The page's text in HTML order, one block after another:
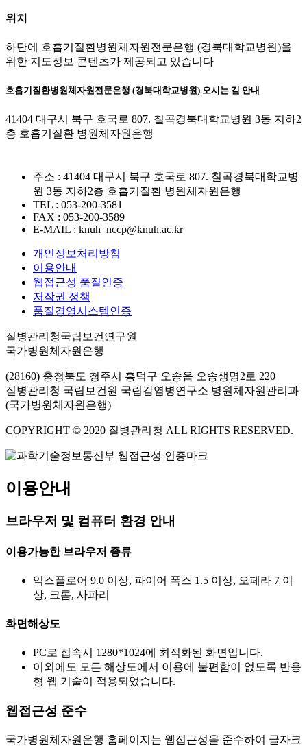
위치
하단에 호흡기질환병원체자원전문은행 (경북대학교병원)을
위한 지도정보 콘텐츠가 제공되고 있습니다
호흡기질환병원체자원전문은행 (경북대학교병원) 오시는 길 안내
41404 대구시 북구 호국로 807. 칠곡경북대학교병원 3동 지하2
층 호흡기질환 병원체자원은행
주소 : 41404 대구시 북구 호국로 807. 칠곡경북대학교병
원 3동 지하2층 호흡기질환 병원체자원은행
TEL : 053-200-3581
FAX : 053-200-3589
E-MAIL : knuh_nccp@knuh.ac.kr
개인정보처리방침
이용안내
웹접근성 품질인증
저작권 정책
품질경영시스템인증
질병관리청국립보건연구원
국가병원체자원은행
(28160) 충청북도 청주시 흥덕구 오송읍 오송생명2로 220
질병관리청 국립보건원 국립감염병연구소 병원체자원관리과
(국가병원체자원은행)
COPYRIGHT © 2020 질병관리청 ALL RIGHTS RESERVED.
이용안내
브라우저 및 컴퓨터 환경 안내
이용가능한 브라우저 종류
익스플로어 9.0 이상, 파이어 폭스 1.5 이상, 오페라 7 이
상, 크롬, 사파리
화면해상도
PC로 접속시 1280*1024에 최적화된 화면입니다.
이외에도 모든 해상도에서 이용에 불편함이 없도록 반응
형 웹 기술이 적용되었습니다.
웹접근성 준수
국가병원체자원은행 홈페이지는 웹접근성을 준수하여 글자크